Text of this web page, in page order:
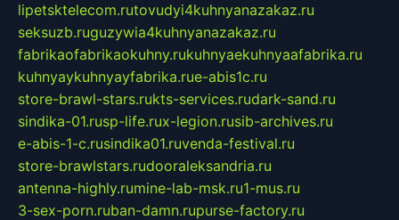
lipetsktelecom.rutovudyi4kuhnyanazakaz.ru
seksuzb.ruguzywia4kuhnyanazakaz.ru
fabrikaofabrikaokuhny.rukuhnyaekuhnyaafabrika.ru
kuhnyaykuhnyayfabrika.rue-abis1c.ru
store-brawl-stars.rukts-services.rudark-sand.ru
sindika-01.rusp-life.rux-legion.rusib-archives.ru
e-abis-1-c.rusindika01.ruvenda-festival.ru
store-brawlstars.rudooraleksandria.ru
antenna-highly.rumine-lab-msk.ru1-mus.ru
3-sex-porn.ruban-damn.rupurse-factory.ru